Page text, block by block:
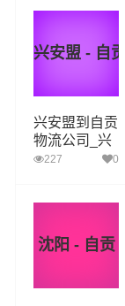
兴安盟 - 自贡
兴安盟到自贡
物流公司_兴
安盟到自贡货
227 0
沈阳 - 自贡